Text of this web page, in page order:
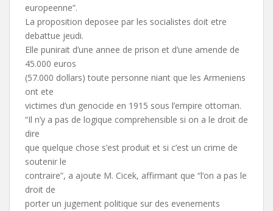
europeenne”.
La proposition deposee par les socialistes doit etre
debattue jeudi.
Elle punirait d’une annee de prison et d’une amende de
45.000 euros
(57.000 dollars) toute personne niant que les Armeniens
ont ete
victimes d’un genocide en 1915 sous l’empire ottoman.
“Il n’y a pas de logique comprehensible si on a le droit de
dire
que quelque chose s’est produit et si c’est un crime de
soutenir le
contraire”, a ajoute M. Cicek, affirmant que “l’on a pas le
droit de
porter un jugement politique sur des evenements